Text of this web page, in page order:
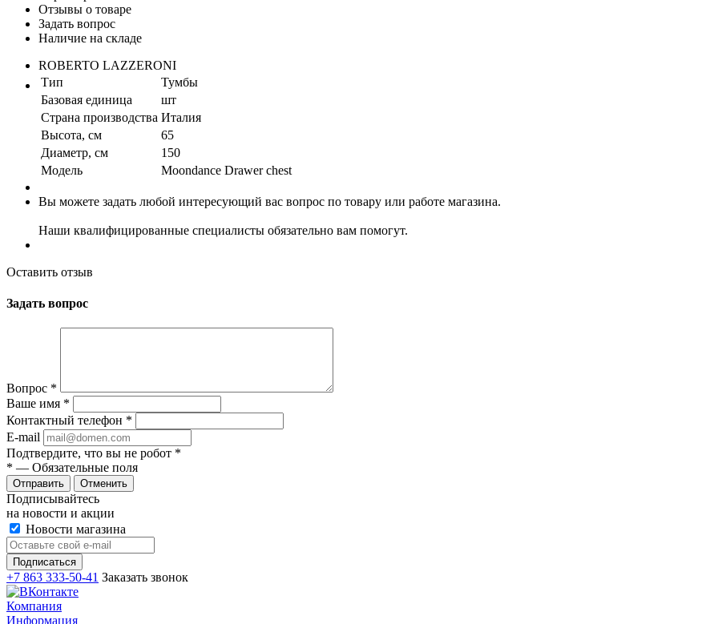
Отзывы о товаре
Задать вопрос
Наличие на складе
ROBERTO LAZZERONI
Тип
Тумбы
Базовая единица
шт
Страна производства Италия
Высота, см
65
Диаметр, см
150
Модель
Moondance Drawer chest
Вы можете задать любой интересующий вас вопрос по товару или работе магазина.
Наши квалифицированные специалисты обязательно вам помогут.
Оставить отзыв
Задать вопрос
Вопрос *
Ваше имя *
Контактный телефон *
E-mail
Подтвердите, что вы не робот *
* — Обязательные поля
Отменить
Подписывайтесь
на новости и акции
Новости магазина
+7 863 333-50-41 Заказать звонок
Компания
Информация